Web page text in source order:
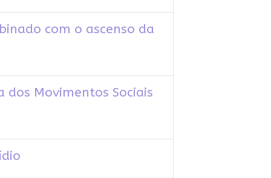
com o ascenso da
Movimentos Sociais